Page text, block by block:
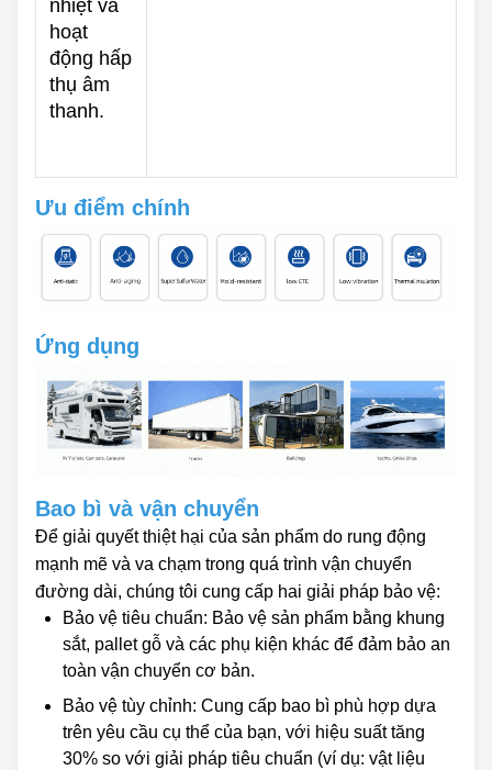
nhiệt và
hoạt
động hấp
thụ âm
thanh.
Ưu điểm chính
Ứng dụng
Bao bì và vận chuyển
Để giải quyết thiệt hại của sản phẩm do rung động
mạnh mẽ và va chạm trong quá trình vận chuyển
đường dài, chúng tôi cung cấp hai giải pháp bảo vệ:
Bảo vệ tiêu chuẩn: Bảo vệ sản phẩm bằng khung
sắt, pallet gỗ và các phụ kiện khác để đảm bảo an
toàn vận chuyển cơ bản.
Bảo vệ tùy chỉnh: Cung cấp bao bì phù hợp dựa
trên yêu cầu cụ thể của bạn, với hiệu suất tăng
30% so với giải pháp tiêu chuẩn (ví dụ: vật liệu